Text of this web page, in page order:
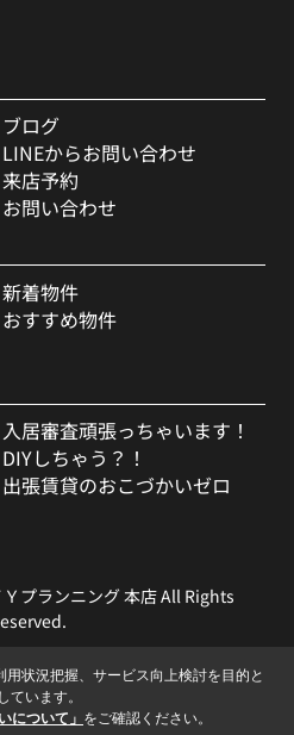
ブログ
LINEからお問い合わせ
来店予約
お問い合わせ
新着物件
おすすめ物件
入居審査頑張っちゃいます！
DIYしちゃう？！
出張賃貸のおこづかいゼロ
プランニング 本店 All Rights
状況把握、サービス向上検討を目的と
ています。
について」 をご確認ください。